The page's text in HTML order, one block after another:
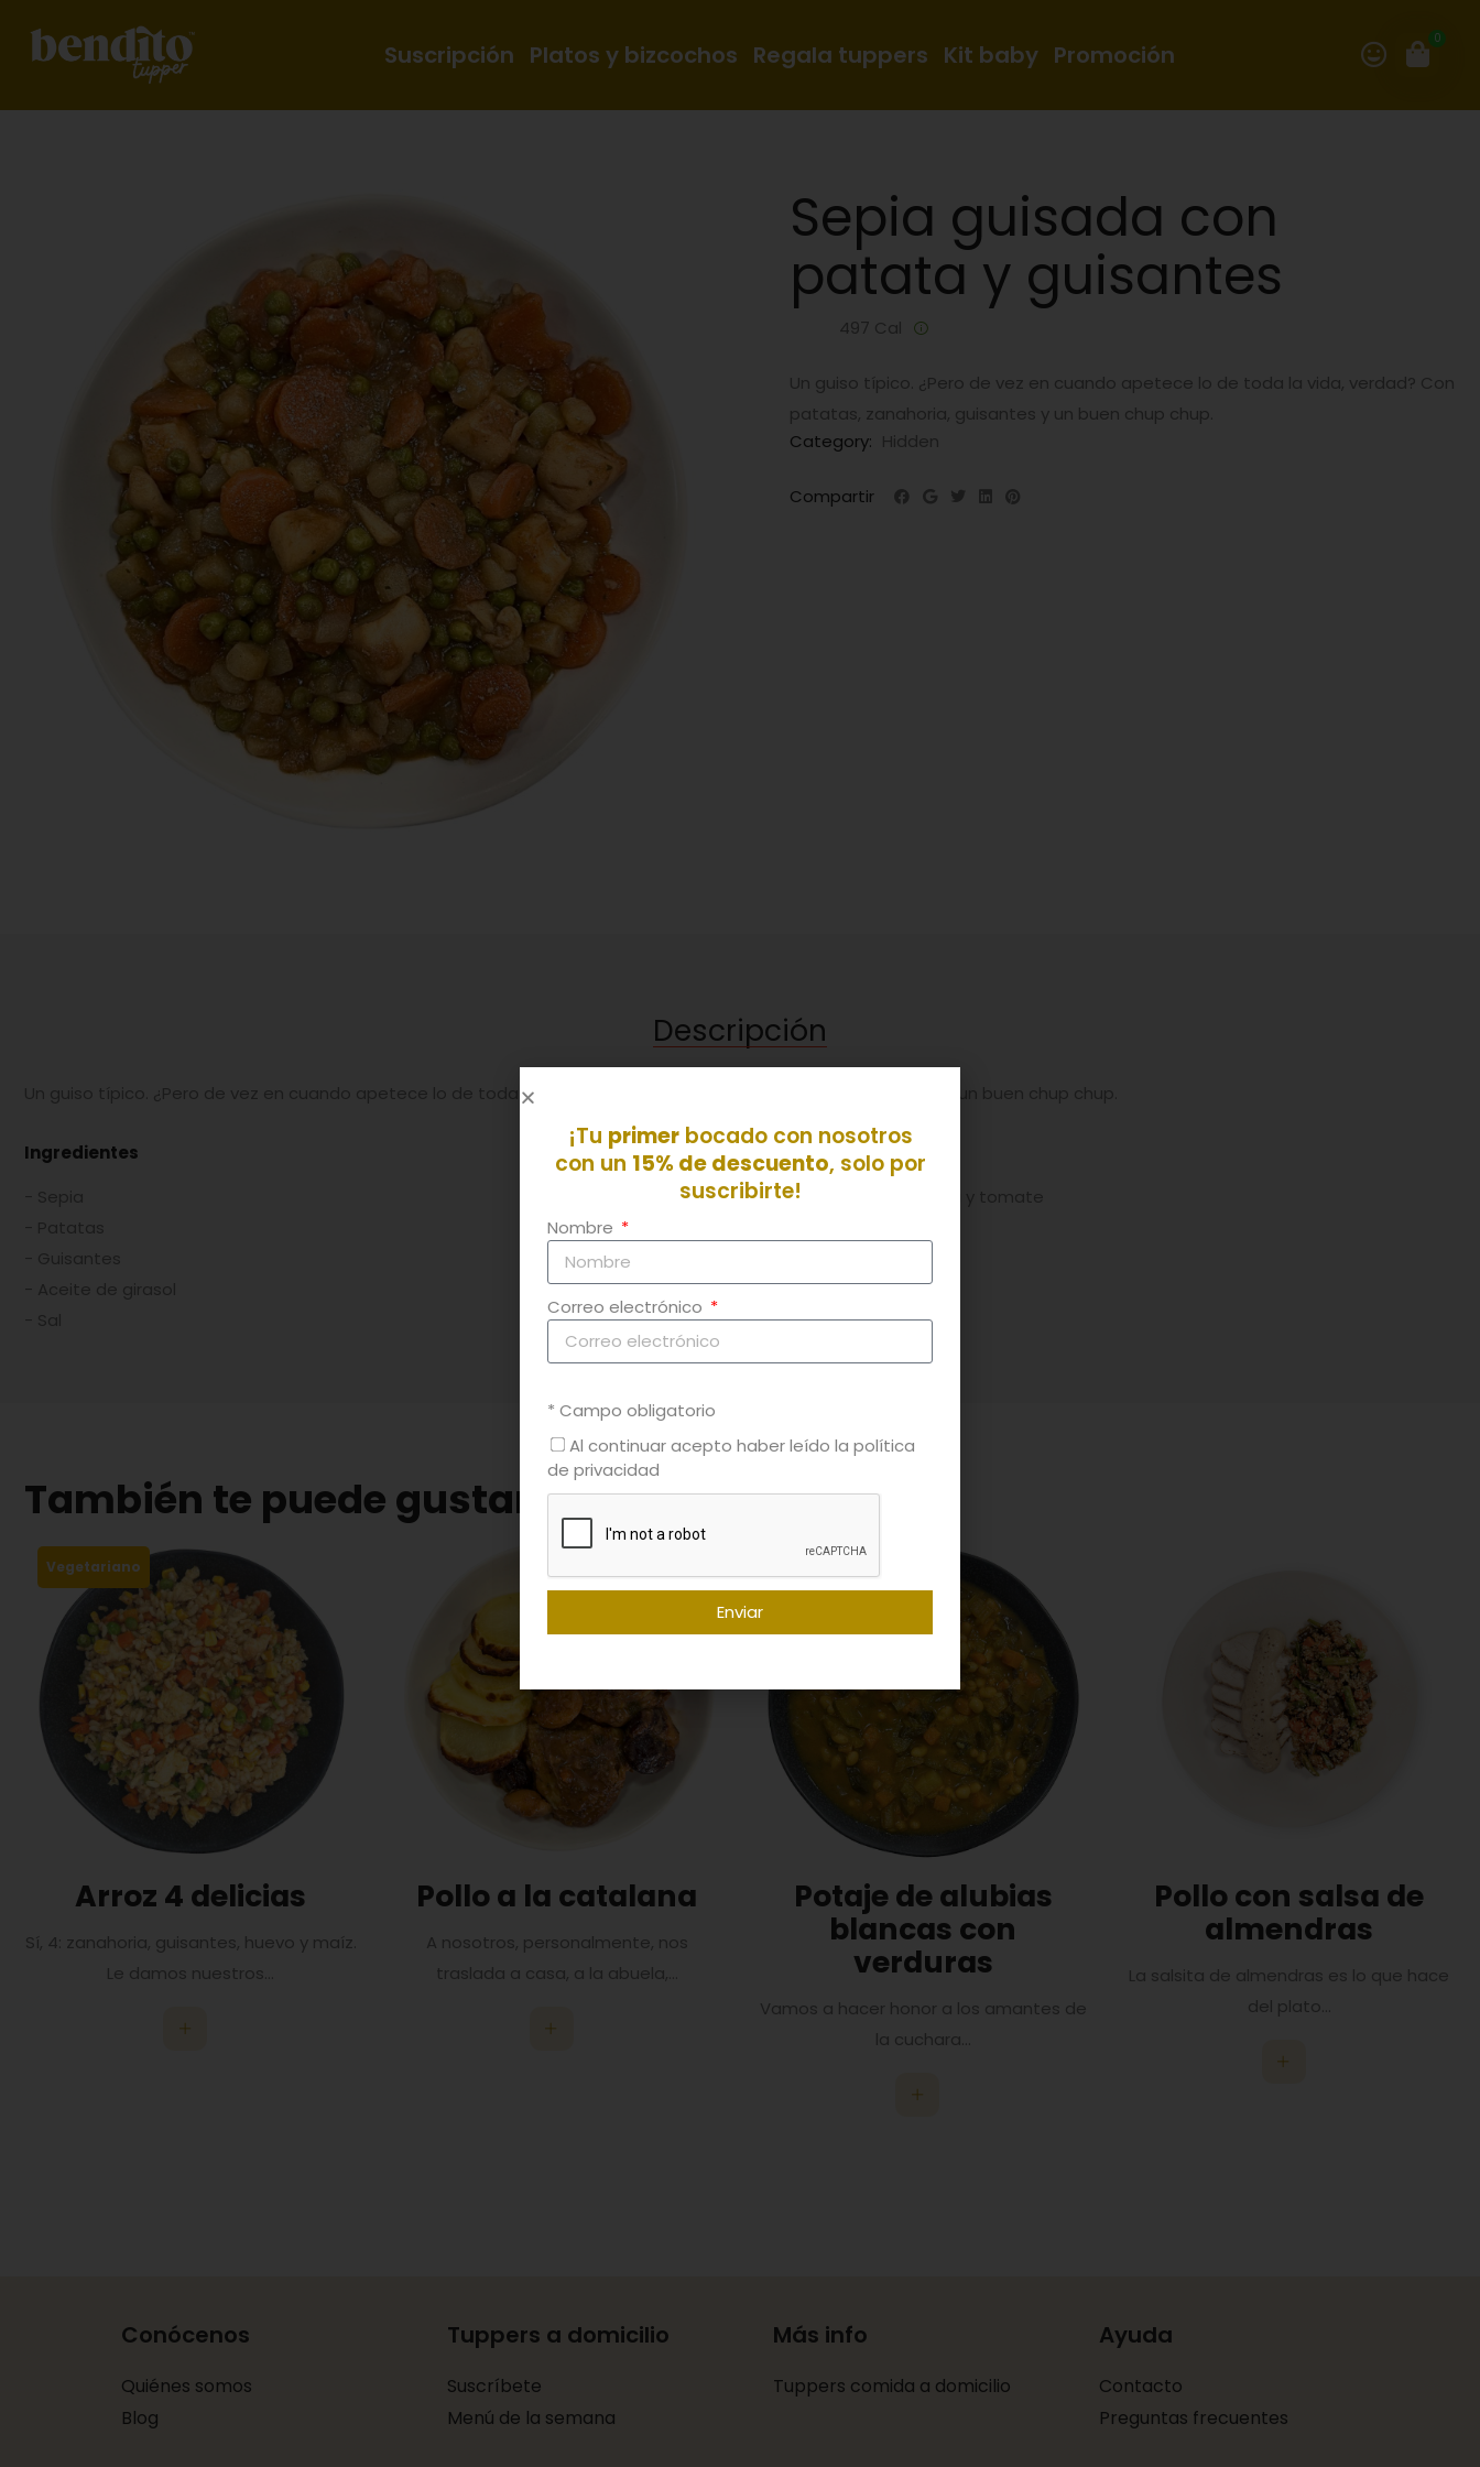
Suscripción Platos y bizcochos Regala tuppers Kit baby Promoción
0
Sepia guisada con
patata y guisantes
497 Cal
Un guiso típico. ¿Pero de vez en cuando apetece lo de toda la vida, verdad? Con
patatas, zanahoria, guisantes y un buen chup chup.
Category: Hidden
Compartir
Descripción
Un guiso típico. ¿Pero de vez en cuando apetece lo de toda la vida, verdad? Con patatas, zanahoria, guisantes y un buen chup chup.
Ingredientes
- Sofrito casero de cebolla y tomate
- Pimienta negra
- Laurel
También te puede gustar
Vegetariano
Arroz 4 delicias
Sí, 4: zanahoria, guisantes, huevo y maíz.
Le damos nuestros...
Pollo a la catalana
A nosotros, personalmente, nos
traslada a casa, a la abuela,...
Potaje de alubias
blancas con
verduras
Vamos a hacer honor a los amantes de
la cuchara...
Pollo con salsa de
almendras
La salsita de almendras es lo que hace
del plato...
Conócenos
Quiénes somos
Blog
Tuppers a domicilio
Suscríbete
Menú de la semana
Más info
Tuppers comida a domicilio
Ayuda
Contacto
Preguntas frecuentes
¡Tu primerbocado con nosotros
con un 15% de descuento, solo por
suscribirte!
Nombre
Correo electrónico
* Campo obligatorio
Al continuar acepto haber leído la política
de privacidad
Enviar